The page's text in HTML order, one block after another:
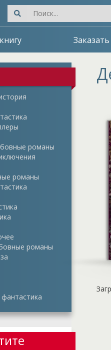
романы
романы
романы